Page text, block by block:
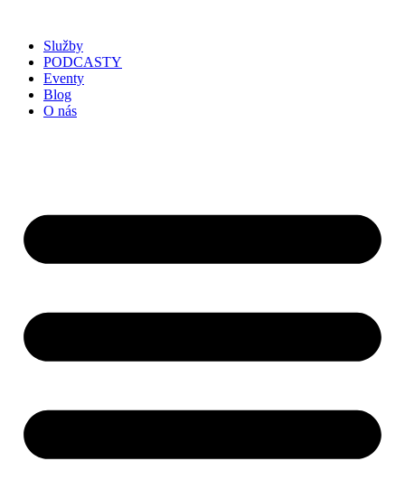
Služby
PODCASTY
Eventy
Blog
O nás